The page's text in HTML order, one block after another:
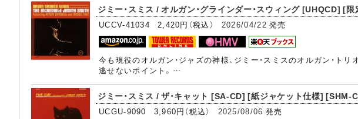
ジミー・スミス / オルガン・グラインダー・スウィング [UHQCD] [限
UCCV-41034 2,420円（税込） 2026/04/22 発売
今も現役のオルガン・ジャズの神様、ジミー・スミスのオルガン・ト
逃せないポイント。…
ジミー・スミス / ザ・キャット [SA-CD] [紙ジャケット仕様] [SHM-
UCGU-9090 3,960円（税込） 2025/08/06 発売